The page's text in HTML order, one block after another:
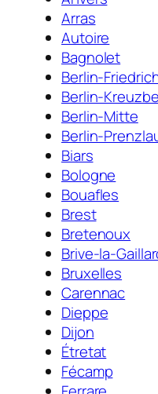
Arras
Autoire
Bagnolet
Berlin-
Berlin-
Berlin-Mitte
Berlin-
Biars
Bologne
Bouafles
Brest
Bretenoux
Brive-la-
Bruxelles
Carennac
Dieppe
Dijon
Étretat
Fécamp